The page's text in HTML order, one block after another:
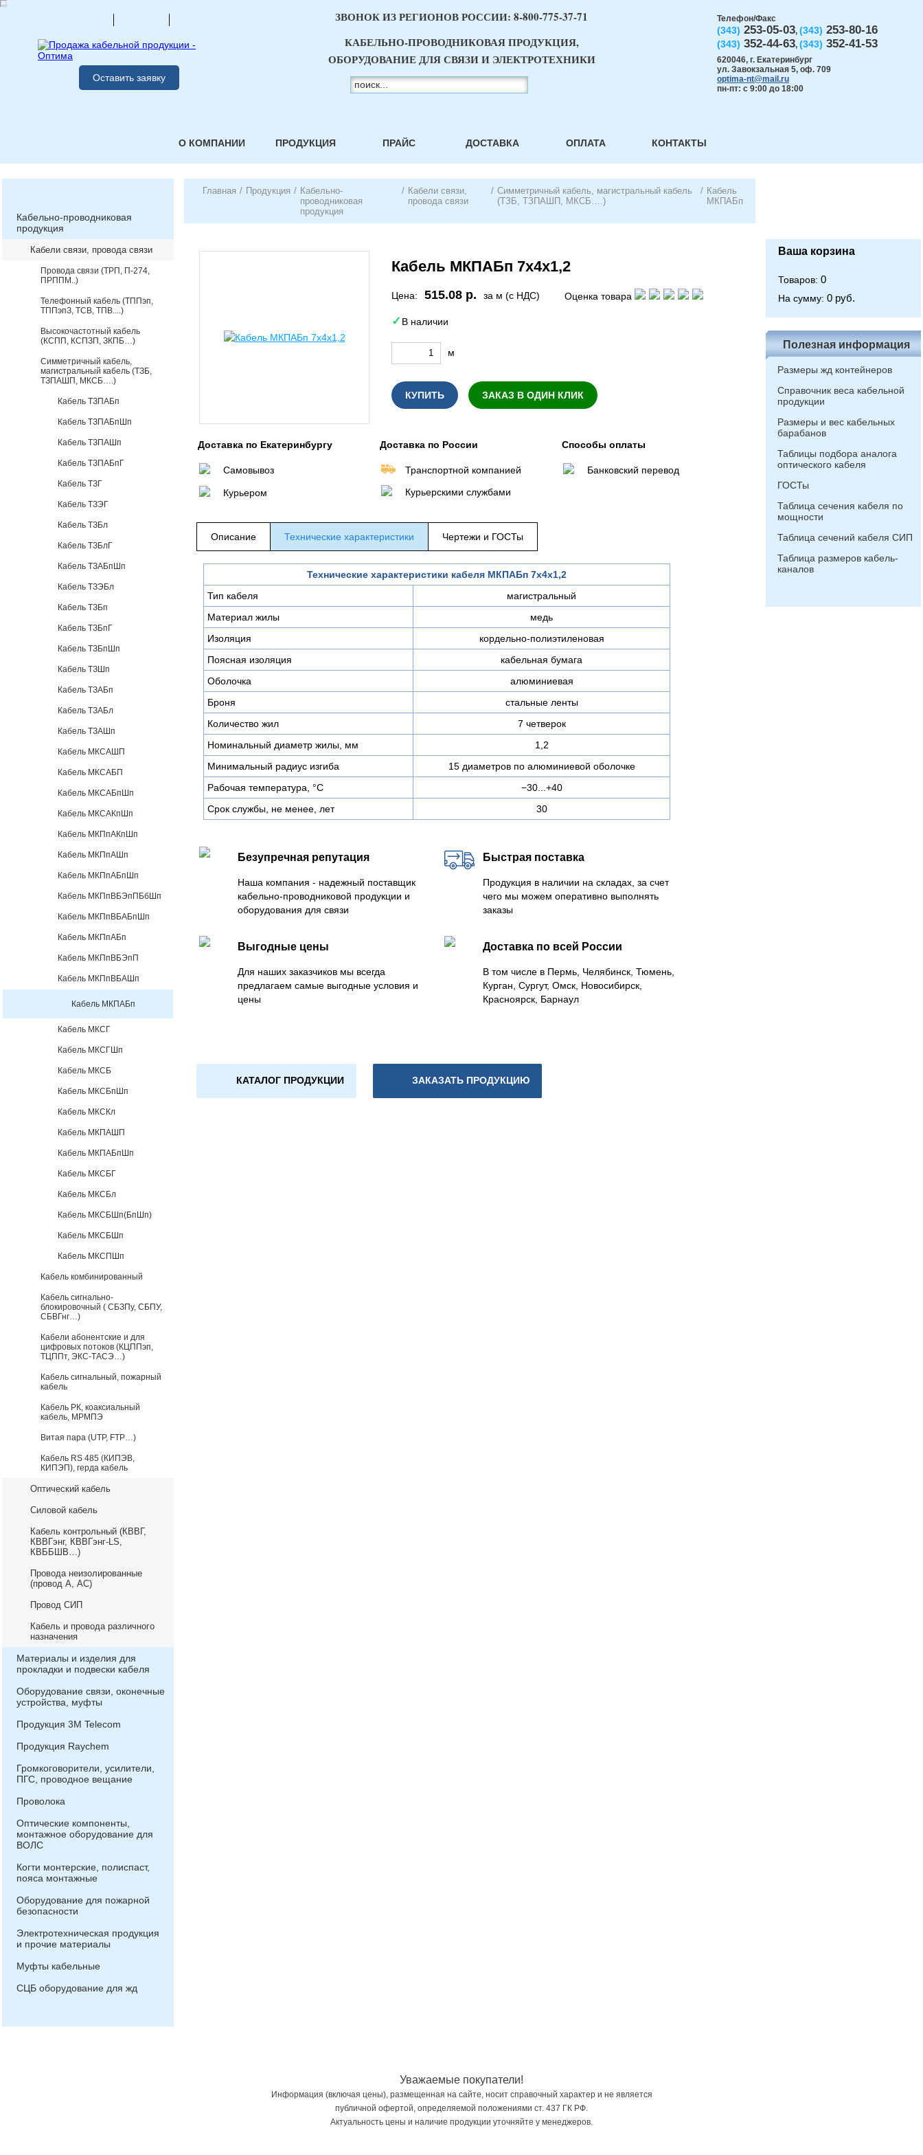
Оставить заявку
Телефон/Факс
(343) 253-05-03, (343) 253-80-16
(343) 352-44-63, (343) 352-41-53
620046, г. Екатеринбург
ул. Завокзальная 5, оф. 709
optima-nt@mail.ru
пн-пт: с 9:00 до 18:00
ЗВОНОК ИЗ РЕГИОНОВ РОССИИ: 8-800-775-37-71
КАБЕЛЬНО-ПРОВОДНИКОВАЯ ПРОДУКЦИЯ,
ОБОРУДОВАНИЕ ДЛЯ СВЯЗИ И ЭЛЕКТРОТЕХНИКИ
О КОМПАНИИ ПРОДУКЦИЯ ПРАЙС ДОСТАВКА ОПЛАТА КОНТАКТЫ
Кабельно-проводниковая
продукция
Кабели связи, провода связи
Провода связи (ТРП, П-274,
ПРППМ..)
Телефонный кабель (ТППэп,
ТППэпЗ, ТСВ, ТПВ....)
Высокочастотный кабель
(КСПП, КСПЗП, ЗКПБ…)
Симметричный кабель,
магистральный кабель (ТЗБ,
ТЗПАШП, МКСБ….)
Кабель ТЗПАБп
Кабель ТЗПАБпШп
Кабель ТЗПАШп
Кабель ТЗПАБпГ
Кабель ТЗГ
Кабель ТЗЭГ
Кабель ТЗБл
Кабель ТЗБлГ
Кабель ТЗАБпШп
Кабель ТЗЭБл
Кабель ТЗБп
Кабель ТЗБпГ
Кабель ТЗБпШп
Кабель ТЗШп
Кабель ТЗАБп
Кабель ТЗАБл
Кабель ТЗАШп
Кабель МКСАШП
Кабель МКСАБП
Кабель МКСАБпШп
Кабель МКСАКпШп
Кабель МКПпАКпШп
Кабель МКПпАШп
Кабель МКПпАБпШп
Кабель МКПпВБЭпПБбШп
Кабель МКПпВБАБпШп
Кабель МКПпАБп
Кабель МКПпВБЭпП
Кабель МКПпВБАШп
Кабель МКПАБп
Кабель МКСГ
Кабель МКСГШп
Кабель МКСБ
Кабель МКСБпШп
Кабель МКСКл
Кабель МКПАШП
Кабель МКПАБпШп
Кабель МКСБГ
Кабель МКСБл
Кабель МКСБШп(БпШп)
Кабель МКСБШп
Кабель МКСПШп
Кабель комбинированный
Кабель сигнально-
блокировочный ( СБЗПу, СБПУ,
СБВГнг…)
Кабели абонентские и для
цифровых потоков (КЦППэп,
ТЦППт, ЭКС-ТАСЭ…)
Кабель сигнальный, пожарный
кабель
Кабель РК, коаксиальный
кабель, МРМПЭ
Витая пара (UTP, FTP…)
Кабель RS 485 (КИПЭВ,
КИПЭП), герда кабель
Оптический кабель
Силовой кабель
Кабель контрольный (КВВГ,
КВВГэнг, КВВГэнг-LS,
КВББШВ…)
Провода неизолированные
(провод А, АС)
Провод СИП
Кабель и провода различного
назначения
Материалы и изделия для
прокладки и подвески кабеля
Оборудование связи, оконечные
устройства, муфты
Продукция 3М Telecom
Продукция Raychem
Громкоговорители, усилители,
ПГС, проводное вещание
Проволока
Оптические компоненты,
монтажное оборудование для
ВОЛС
Когти монтерские, полиспаст,
пояса монтажные
Оборудование для пожарной
безопасности
Электротехническая продукция
и прочие материалы
Муфты кабельные
СЦБ оборудование для жд
Главная / Продукция / Кабельно-
проводниковая
продукция
/ Кабели связи,
провода связи
/ Симметричный кабель, магистральный кабель
(ТЗБ, ТЗПАШП, МКСБ….)
/ Кабель
МКПАБп
Кабель МКПАБп 7х4х1,2
Цена: 515.08 р. за м (с НДС) Оценка товара
В наличии
м
КУПИТЬ ЗАКАЗ В ОДИН КЛИК
Доставка по Екатеринбургу
Самовывоз
Курьером
Доставка по России
Транспортной компанией
Курьерскими службами
Способы оплаты
Банковский перевод
Описание Технические характеристики Чертежи и ГОСТы
Технические характеристики кабеля МКПАБп 7х4х1,2
Тип кабеля
магистральный
Материал жилы
медь
Изоляция
кордельно-полиэтиленовая
Поясная изоляция
кабельная бумага
Оболочка
алюминиевая
Броня
стальные ленты
Количество жил
7 четверок
Номинальный диаметр жилы, мм
1,2
Минимальный радиус изгиба
15 диаметров по алюминиевой оболочке
Рабочая температура, °C
−30...+40
Срок службы, не менее, лет
30
Безупречная репутация
Наша компания - надежный поставщик
кабельно-проводниковой продукции и
оборудования для связи
Быстрая поставка
Продукция в наличии на складах, за счет
чего мы можем оперативно выполнять
заказы
Выгодные цены
Для наших заказчиков мы всегда
предлагаем самые выгодные условия и
цены
Доставка по всей России
В том числе в Пермь, Челябинск, Тюмень,
Курган, Сургут, Омск, Новосибирск,
Красноярск, Барнаул
КАТАЛОГ ПРОДУКЦИИ ЗАКАЗАТЬ ПРОДУКЦИЮ
Ваша корзина
Товаров: 0
На сумму: 0 руб.
Полезная информация
Размеры жд контейнеров
Справочник веса кабельной
продукции
Размеры и вес кабельных
барабанов
Таблицы подбора аналога
оптического кабеля
ГОСТы
Таблица сечения кабеля по
мощности
Таблица сечений кабеля СИП
Таблица размеров кабель-
каналов
Уважаемые покупатели!
Информация (включая цены), размещенная на сайте, носит справочный характер и не является
публичной офертой, определяемой положениями ст. 437 ГК РФ.
Актуальность цены и наличие продукции уточняйте у менеджеров.